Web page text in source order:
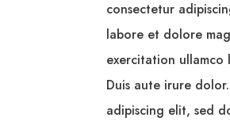
consectetur
labore et dolore
exercitation ullamco
Duis aute irure
adipiscing elit, sed